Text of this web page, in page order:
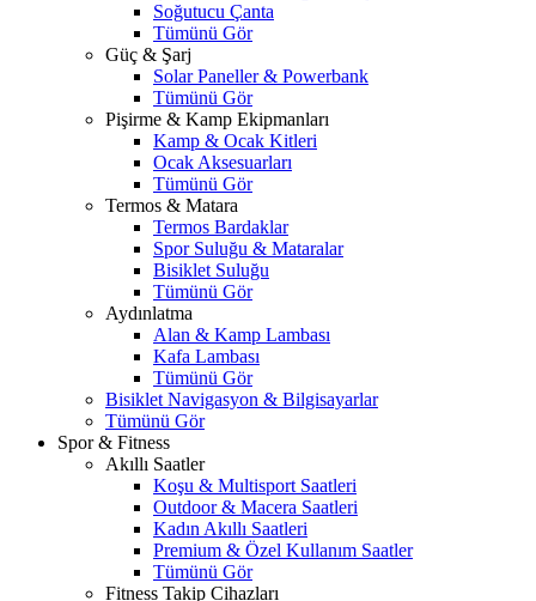
Soğutucu Çanta
Tümünü Gör
Güç & Şarj
Solar Paneller & Powerbank
Tümünü Gör
Pişirme & Kamp Ekipmanları
Kamp & Ocak Kitleri
Ocak Aksesuarları
Tümünü Gör
Termos & Matara
Termos Bardaklar
Spor Suluğu & Mataralar
Bisiklet Suluğu
Tümünü Gör
Aydınlatma
Alan & Kamp Lambası
Kafa Lambası
Tümünü Gör
Bisiklet Navigasyon & Bilgisayarlar
Tümünü Gör
Spor & Fitness
Akıllı Saatler
Koşu & Multisport Saatleri
Outdoor & Macera Saatleri
Kadın Akıllı Saatleri
Premium & Özel Kullanım Saatler
Tümünü Gör
Fitness Takip Cihazları